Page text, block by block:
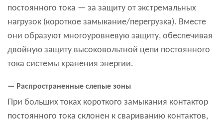
постоянного тока — за защиту от экстремальных
нагрузок (короткое замыкание/перегрузка). Вместе
они образуют многоуровневую защиту, обеспечивая
двойную защиту высоковольтной цепи постоянного
тока системы хранения энергии.
— Распространенные слепые зоны
При больших токах короткого замыкания контактор
постоянного тока склонен к свариванию контактов,